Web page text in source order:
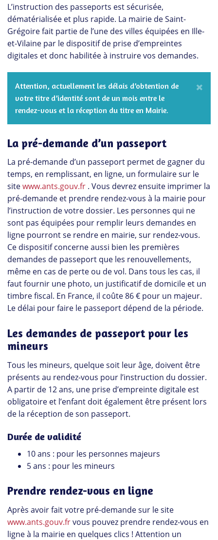
L’instruction des passeports est sécurisée,
dématérialisée et plus rapide. La mairie de Saint-
Grégoire fait partie de l’une des villes équipées en Ille-
et-Vilaine par le dispositif de prise d’empreintes
digitales et donc habilitée à instruire vos demandes.
×
Attention, actuellement les délais d’obtention de
votre titre d’identité sont de un mois entre le
rendez-vous et la réception du titre en Mairie.
La pré-demande d’un passeport
La pré-demande d’un passeport permet de gagner du
temps, en remplissant, en ligne, un formulaire sur le
sitewww.ants.gouv.fr . Vous devrez ensuite imprimer la
pré-demande et prendre rendez-vous à la mairie pour
l’instruction de votre dossier. Les personnes qui ne
sont pas équipées pour remplir leurs demandes en
ligne pourront se rendre en mairie, sur rendez-vous.
Ce dispositif concerne aussi bien les premières
demandes de passeport que les renouvellements,
même en cas de perte ou de vol. Dans tous les cas, il
faut fournir une photo, un justificatif de domicile et un
timbre fiscal. En France, il coûte86 € pour un majeur.
Le délai pour faire le passeport dépend de la période.
Les demandes de passeport pour les
mineurs
Tous les mineurs, quelque soit leur âge, doivent être
présents au rendez-vous pour l’instruction du dossier.
A partir de 12 ans, une prise d’empreinte digitale est
obligatoire et l’enfant doit également être présent lors
de la réception de son passeport.
Durée de validité
10 ans : pour les personnes majeurs
5 ans : pour les mineurs
Prendre rendez-vous en ligne
Après avoir fait votre pré-demande sur le site
www.ants.gouv.frvous pouvez prendre rendez-vous en
ligne à la mairie en quelques clics ! Attention un